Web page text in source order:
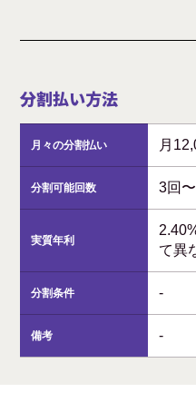
分割払い方法
月々の分割払い 月
分割可能回数 3回
実質年利
て異
分割条件 -
備考 -